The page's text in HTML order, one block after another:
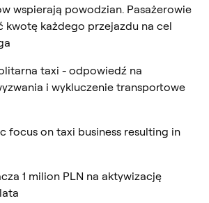
wspierają powodzian. Pasażerowie
kwotę każdego przejazdu na cel
taxi - odpowiedź na
i wykluczenie transportowe
focus on taxi business resulting in
1 milion PLN na aktywizację